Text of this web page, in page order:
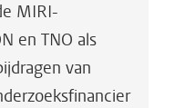
MIRI-
en TNO als
van